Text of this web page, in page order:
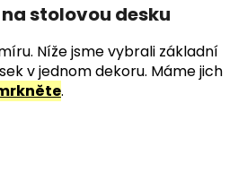
stolovou desku
Níže jsme vybrali základní
v jednom dekoru. Máme jich
.